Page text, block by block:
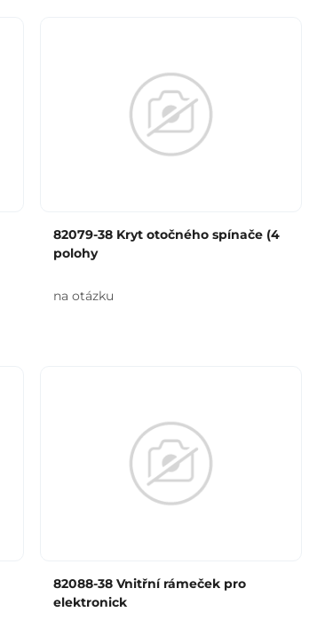
82079-38 Kryt otočného spínače (4
polohy
na otázku
82088-38 Vnitřní rámeček pro
elektronick